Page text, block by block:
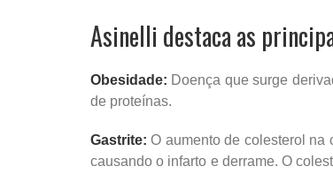
Asinelli destaca as
Obesidade: Doença que surge
de proteínas.
Gastrite: O aumento de colesterol na
causando o infarto e derrame. O